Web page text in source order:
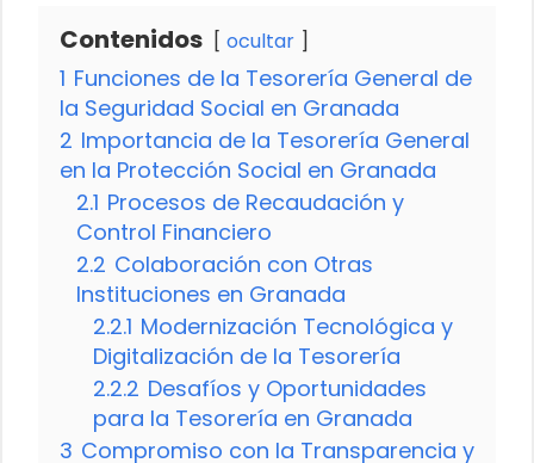
Contenidos ocultar
1 Funciones de la Tesorería General de
la Seguridad Social en Granada
2 Importancia de la Tesorería General
en la Protección Social en Granada
2.1 Procesos de Recaudación y
Control Financiero
2.2 Colaboración con Otras
Instituciones en Granada
2.2.1 Modernización Tecnológica y
Digitalización de la Tesorería
2.2.2 Desafíos y Oportunidades
para la Tesorería en Granada
3 Compromiso con la Transparencia y